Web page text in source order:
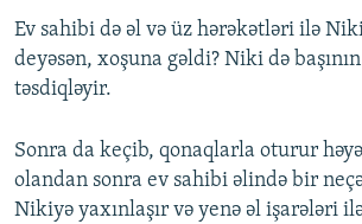
Ev sahibi də əl və üz hərəkətləri ilə
deyəsən, xoşuna gəldi? Niki də
təsdiqləyir.
Sonra da keçib, qonaqlarla oturur
olandan sonra ev sahibi əlində bir
Nikiyə yaxınlaşır və yenə əl işarələri